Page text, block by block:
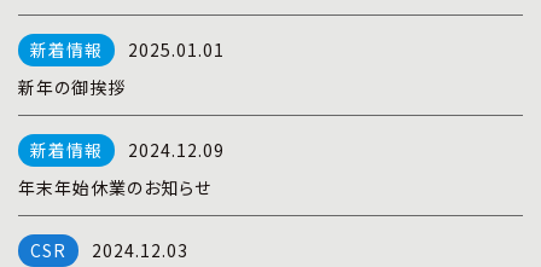
2025.01.01
新年の御挨拶
2024.12.09
年末年始休業のお知らせ
2024.12.03